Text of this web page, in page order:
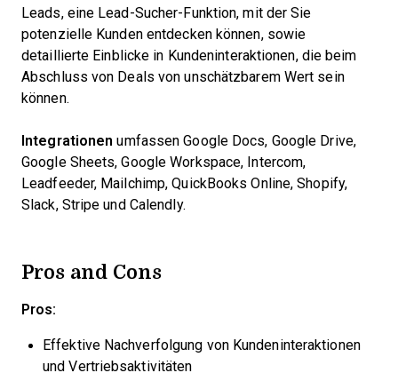
Leads, eine Lead-Sucher-Funktion, mit der Sie
potenzielle Kunden entdecken können, sowie
detaillierte Einblicke in Kundeninteraktionen, die beim
Abschluss von Deals von unschätzbarem Wert sein
können.
Integrationen umfassen Google Docs, Google Drive,
Google Sheets, Google Workspace, Intercom,
Leadfeeder, Mailchimp, QuickBooks Online, Shopify,
Slack, Stripe und Calendly.
Pros and Cons
Pros:
Effektive Nachverfolgung von Kundeninteraktionen
und Vertriebsaktivitäten